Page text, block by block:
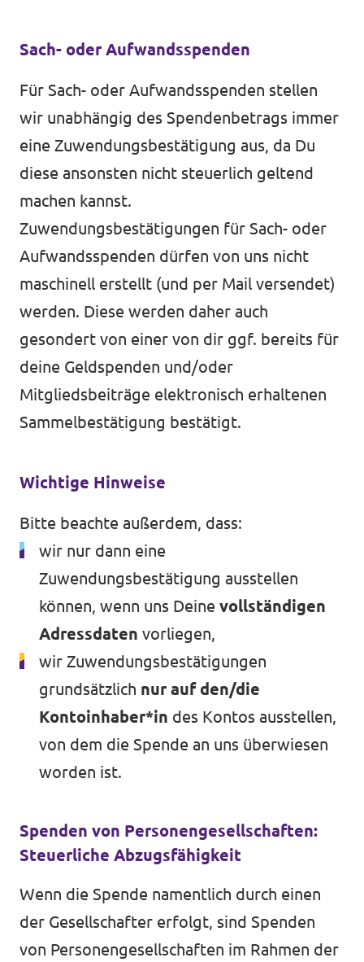
Volt in ganz Europa
Volt ist in über 30 Ländern in Europa vertreten.
Hier findest du Links zu den Websites von Volt
in anderen Ländern.
Sach- oder Aufwandsspenden
Für Sach- oder Aufwandsspenden stellen
wir unabhängig des Spendenbetrags immer
eine Zuwendungsbestätigung aus, da Du
diese ansonsten nicht steuerlich geltend
machen kannst.
Zuwendungsbestätigungen für Sach- oder
Aufwandsspenden dürfen von uns nicht
maschinell erstellt (und per Mail versendet)
werden. Diese werden daher auch
gesondert von einer von dir ggf. bereits für
deine Geldspenden und/oder
Mitgliedsbeiträge elektronisch erhaltenen
Sammelbestätigung bestätigt.
Wichtige Hinweise
Bitte beachte außerdem, dass:
wir nur dann eine
Zuwendungsbestätigung ausstellen
können, wenn uns Deine vollständigen
Adressdaten vorliegen,
wir Zuwendungsbestätigungen
grundsätzlich nur auf den/die
Kontoinhaber*in des Kontos ausstellen,
von dem die Spende an uns überwiesen
worden ist.
Spenden von Personengesellschaften:
Steuerliche Abzugsfähigkeit
Wenn die Spende namentlich durch einen
der Gesellschafter erfolgt, sind Spenden
von Personengesellschaften im Rahmen der